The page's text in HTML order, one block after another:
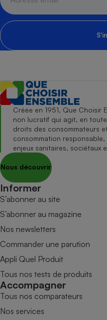
Créée en 1951, Que Choisir
non lucratif qui agit, en
droits des consommateurs
consommation
enjeux sanitaires, sociétaux
Nous découvrir
Informer
S’abonner au site
S’abonner au magazine
Nos newsletters
Commander une parution
Appli Quel Produit
Tous nos tests de produits
Accompagner
Tous nos comparateurs
Nos services